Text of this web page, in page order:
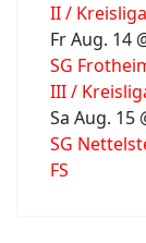
II /
Fr Aug. 14
SG
III /
Sa Aug. 15
SG
FS